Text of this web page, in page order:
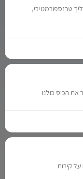
תהליך טרנספורמטיבי,
הכיס כולנו
על קירות